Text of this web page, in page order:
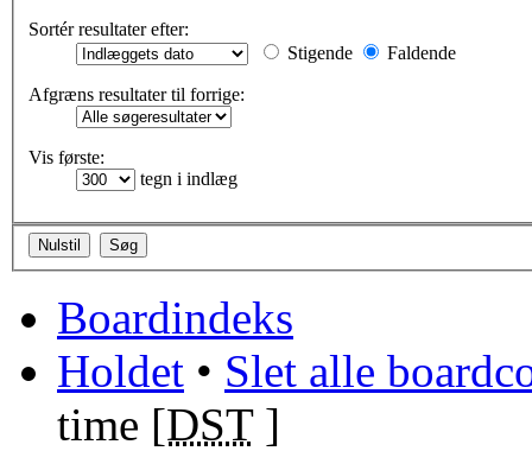
Sortér resultater efter:
Stigende
Faldende
Afgræns resultater til forrige:
Vis første:
tegn i indlæg
Boardindeks
Holdet • Slet alle
time [DST]